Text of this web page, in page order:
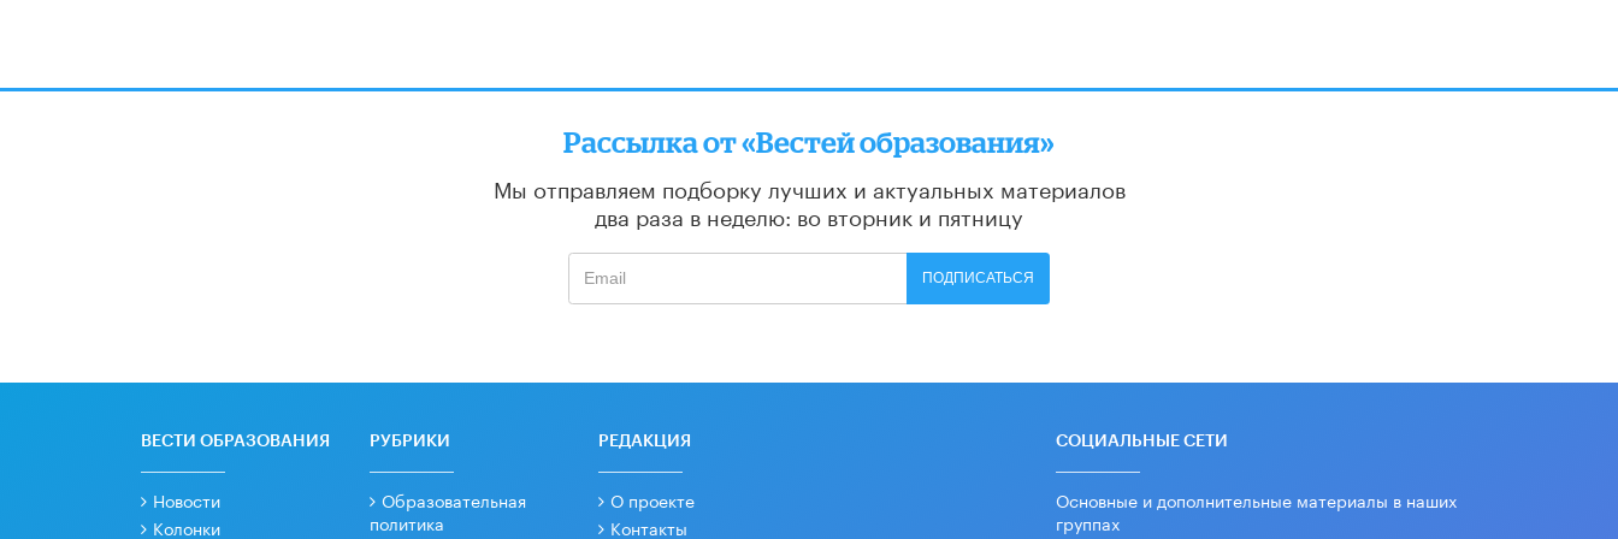
Рассылка от «Вестей образования»
Мы отправляем подборку лучших и актуальных материалов
два раза в неделю: во вторник и пятницу
ПОДПИСАТЬСЯ
ВЕСТИ ОБРАЗОВАНИЯ
Новости
Колонки
РУБРИКИ
Образовательная
политика
РЕДАКЦИЯ
О проекте
Контакты
СОЦИАЛЬНЫЕ СЕТИ
Основные и дополнительные материалы в наших
группах